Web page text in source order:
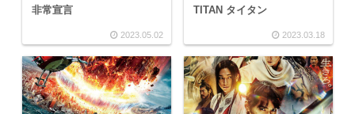
非常宣言
2023.05.02
TITAN タイタン
2023.03.18